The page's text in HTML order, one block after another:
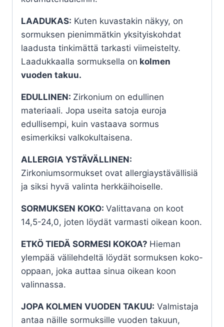
LAADUKAS: Kuten kuvastakin näkyy, on
sormuksen pienimmätkin yksityiskohdat
laadusta tinkimättä tarkasti viimeistelty.
Laadukkaalla sormuksella on kolmen
vuoden takuu.
EDULLINEN: Zirkonium on edullinen
materiaali. Jopa useita satoja euroja
edullisempi, kuin vastaava sormus
esimerkiksi valkokultaisena.
ALLERGIA YSTÄVÄLLINEN:
Zirkoniumsormukset ovat allergiaystävällisiä
ja siksi hyvä valinta herkkäihoiselle.
SORMUKSEN KOKO: Valittavana on koot
14,5-24,0, joten löydät varmasti oikean koon.
ETKÖ TIEDÄ SORMESI KOKOA? Hieman
ylempää välilehdeltä löydät sormuksen koko-
oppaan, joka auttaa sinua oikean koon
valinnassa.
JOPA KOLMEN VUODEN TAKUU: Valmistaja
antaa näille sormuksille vuoden takuun,